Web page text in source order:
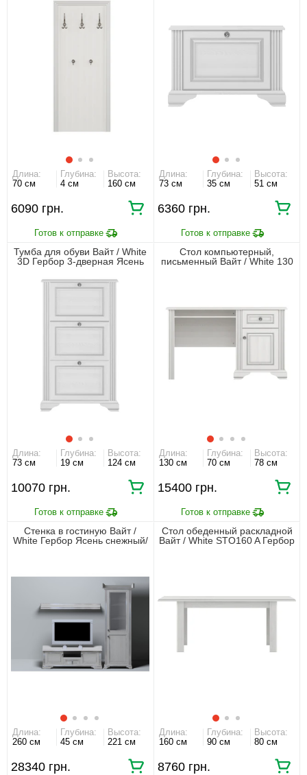
Длина:
70 см
Глубина:
4 см
Высота:
160 см
6090 грн.
Длина:
73 см
Глубина:
35 см
Высота:
51 см
6360 грн.
Тумба для обуви Вайт / White
3D Гербор 3-дверная Ясень
Длина:
73 см
Глубина:
19 см
Высота:
124 см
10070 грн.
Стол компьютерный,
письменный Вайт / White 130
Длина:
130 см
Глубина:
70 см
Высота:
78 см
15400 грн.
Стенка в гостиную Вайт /
White Гербор Ясень снежный/
Длина:
260 см
Глубина:
45 см
Высота:
221 см
28340 грн.
Стол обеденный раскладной
Вайт / White STO160 A Гербор
Длина:
160 см
Глубина:
90 см
Высота:
80 см
8760 грн.